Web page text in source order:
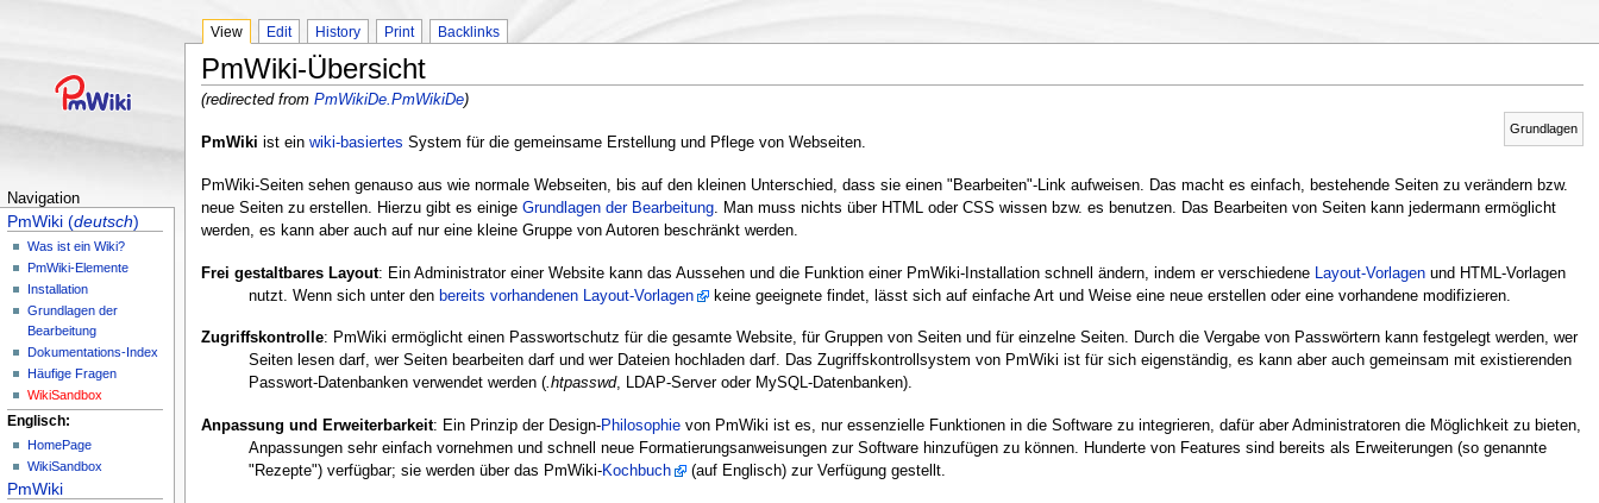
Navigation
PmWiki (deutsch)
Was ist ein Wiki?
PmWiki-Elemente
Installation
Grundlagen der
Bearbeitung
Dokumentations-Index
Häufige Fragen
WikiSandbox
Englisch:
HomePage
WikiSandbox
PmWiki
View Edit History Print Backlinks
PmWiki-Übersicht
(redirected from PmWikiDe.PmWikiDe)
Grundlagen
PmWiki ist ein wiki-basiertes System für die gemeinsame Erstellung und Pflege von Webseiten.
PmWiki-Seiten sehen genauso aus wie normale Webseiten, bis auf den kleinen Unterschied, dass sie einen "Bearbeiten"-Link aufweisen. Das macht es einfach, bestehende Seiten zu verändern bzw.
neue Seiten zu erstellen. Hierzu gibt es einige Grundlagen der Bearbeitung. Man muss nichts über HTML oder CSS wissen bzw. es benutzen. Das Bearbeiten von Seiten kann jedermann ermöglicht
werden, es kann aber auch auf nur eine kleine Gruppe von Autoren beschränkt werden.
Frei gestaltbares Layout: Ein Administrator einer Website kann das Aussehen und die Funktion einer PmWiki-Installation schnell ändern, indem er verschiedene Layout-Vorlagenund HTML-Vorlagen
nutzt. Wenn sich unter den bereits vorhandenen Layout-Vorlagen keine geeignete findet, lässt sich auf einfache Art und Weise eine neue erstellen oder eine vorhandene modifizieren.
Zugriffskontrolle: PmWiki ermöglicht einen Passwortschutz für die gesamte Website, für Gruppen von Seiten und für einzelne Seiten. Durch die Vergabe von Passwörtern kann festgelegt werden, wer
Seiten lesen darf, wer Seiten bearbeiten darf und wer Dateien hochladen darf. Das Zugriffskontrollsystem von PmWiki ist für sich eigenständig, es kann aber auch gemeinsam mit existierenden
Passwort-Datenbanken verwendet werden (.htpasswd, LDAP-Server oder MySQL-Datenbanken).
Anpassung und Erweiterbarkeit: Ein Prinzip der Design-Philosophievon PmWiki ist es, nur essenzielle Funktionen in die Software zu integrieren, dafür aber Administratoren die Möglichkeit zu bieten,
Anpassungen sehr einfach vornehmen und schnell neue Formatierungsanweisungen zur Software hinzufügen zu können. Hunderte von Features sind bereits als Erweiterungen (so genannte
"Rezepte") verfügbar; sie werden über das PmWiki-Kochbuch (auf Englisch) zur Verfügung gestellt.